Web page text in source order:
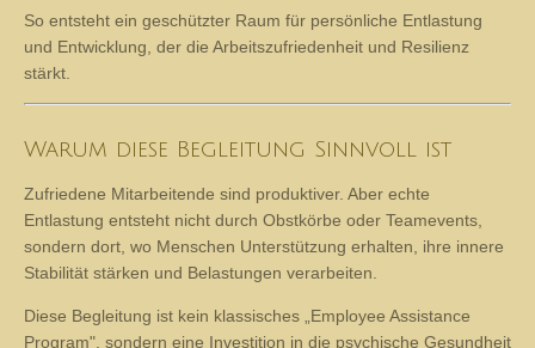
erhält keinerlei Einblick in Namen oder Inhalte – absolute
Vertraulichkeit.
So entsteht ein geschützter Raum für persönliche Entlastung
und Entwicklung, der die Arbeitszufriedenheit und Resilienz
stärkt.
Warum diese Begleitung Sinnvoll ist
Zufriedene Mitarbeitende sind produktiver. Aber echte
Entlastung entsteht nicht durch Obstkörbe oder Teamevents,
sondern dort, wo Menschen Unterstützung erhalten, ihre innere
Stabilität stärken und Belastungen verarbeiten.